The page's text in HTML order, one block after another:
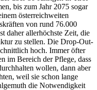
bis zum Jahr 2075 sogar
österreichweiten
von rund 76.000
daher allerhöchste Zeit, die
zu stellen. Die Drop-Out-
hoch. Immer öfter
im Bereich der Pflege, dass
wollen, dann aber
weil sie schon lange
die Notwendigkeit